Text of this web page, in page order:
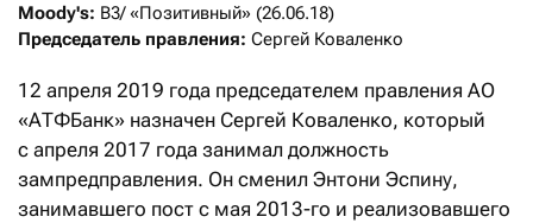
Moody's:
Председатель правления: Сергей Коваленко
12 апреля 2019 года председателем правления АО
«АТФБанк» назначен Сергей Коваленко, который
с апреля 2017 года занимал должность
зампредправления. Он сменил Энтони Эспину,
занимавшего пост с мая 2013-го и реализовавшего